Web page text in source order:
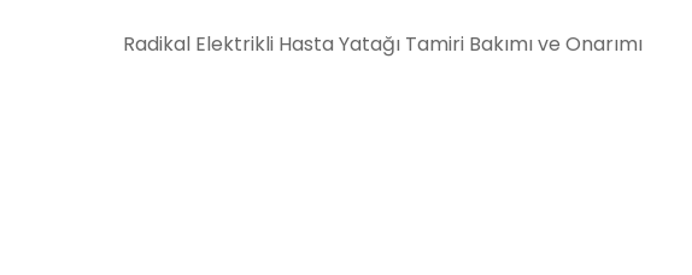
Radikal Elektrikli Hasta Yatağı Tamiri Bakımı ve Onarımı